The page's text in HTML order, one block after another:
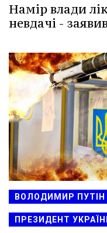
Намір влади
невдачі -
ВОЛОДИМИР ПУТІН
ПРЕЗИДЕНТ